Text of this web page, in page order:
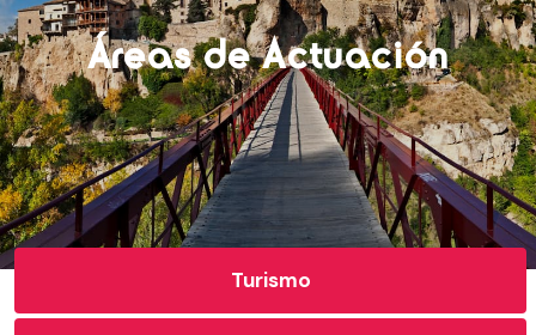
Áreas de Actuación
Turismo